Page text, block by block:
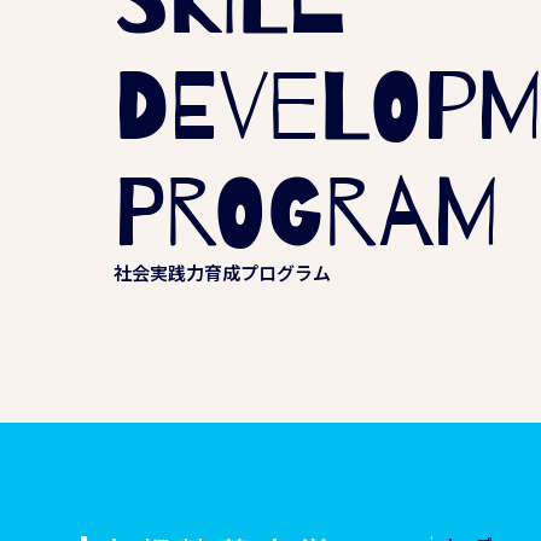
PROGRAM
社会実践力育成プログラム